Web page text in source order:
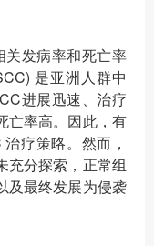
关发病率和死亡率
是亚洲人群中
进展迅速、治疗
亡率高。因此，有
疗策略。然而，
充分探索，正常组
及最终发展为侵袭